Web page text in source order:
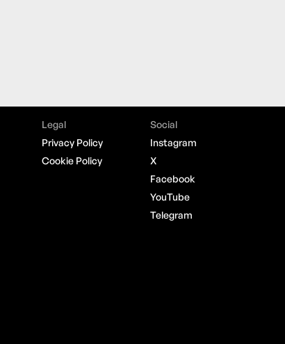
Legal
Privacy Policy
Cookie Policy
Social
Instagram
X
Facebook
YouTube
Telegram